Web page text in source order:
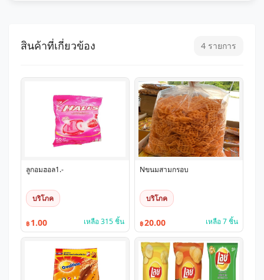
สินค้าที่เกี่ยวข้อง 4 รายการ
ลูกอมฮอล1.-
บริโภค
฿ 1.00 เหลือ 315 ชิ้น
Nขนมสามกรอบ
บริโภค
฿20.00 เหลือ 7 ชิ้น